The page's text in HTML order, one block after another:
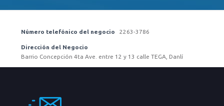
Número telefónico del negocio 2263-3786
Dirección del Negocio
Barrio Concepción 4ta Ave. entre 12 y 13 calle TEGA, Danlí